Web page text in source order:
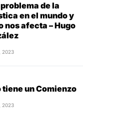
de la
en el mundo y
nos afecta – Hugo
2023
tiene un Comienzo
2023